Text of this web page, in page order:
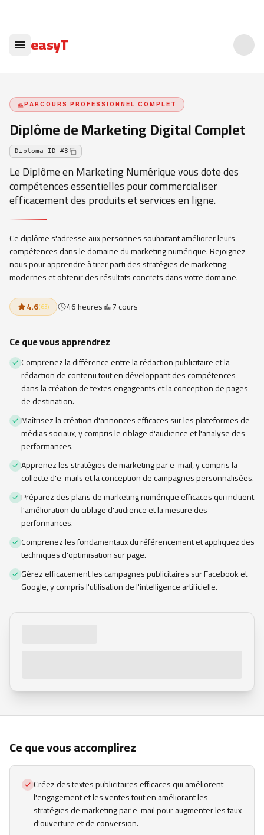
easyT
PARCOURS PROFESSIONNEL COMPLET
Diplôme de Marketing Digital Complet
Diploma ID #3
Le Diplôme en Marketing Numérique vous dote des
compétences essentielles pour commercialiser
efficacement des produits et services en ligne.
Ce diplôme s'adresse aux personnes souhaitant améliorer leurs
compétences dans le domaine du marketing numérique. Rejoignez-
nous pour apprendre à tirer parti des stratégies de marketing
modernes et obtenir des résultats concrets dans votre domaine.
4.6(63) 46 heures 7 cours
Ce que vous apprendrez
Comprenez la différence entre la rédaction publicitaire et la
rédaction de contenu tout en développant des compétences
dans la création de textes engageants et la conception de pages
de destination.
Maîtrisez la création d'annonces efficaces sur les plateformes de
médias sociaux, y compris le ciblage d'audience et l'analyse des
performances.
Apprenez les stratégies de marketing par e-mail, y compris la
collecte d'e-mails et la conception de campagnes personnalisées.
Préparez des plans de marketing numérique efficaces qui incluent
l'amélioration du ciblage d'audience et la mesure des
performances.
Comprenez les fondamentaux du référencement et appliquez des
techniques d'optimisation sur page.
Gérez efficacement les campagnes publicitaires sur Facebook et
Google, y compris l'utilisation de l'intelligence artificielle.
Ce que vous accomplirez
Créez des textes publicitaires efficaces qui améliorent
l'engagement et les ventes tout en améliorant les
stratégies de marketing par e-mail pour augmenter les taux
d'ouverture et de conversion.